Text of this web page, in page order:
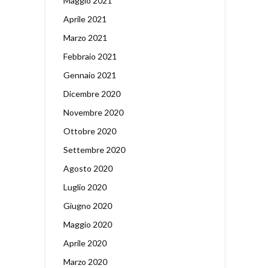
Aprile 2021
Marzo 2021
Febbraio 2021
Gennaio 2021
Dicembre 2020
Novembre 2020
Ottobre 2020
Settembre 2020
Agosto 2020
Luglio 2020
Giugno 2020
Maggio 2020
Aprile 2020
Marzo 2020